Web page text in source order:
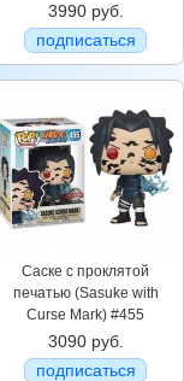
3990 руб.
подписаться
Саске с проклятой
печатью (Sasuke with
Curse Mark) #455
3090 руб.
подписаться